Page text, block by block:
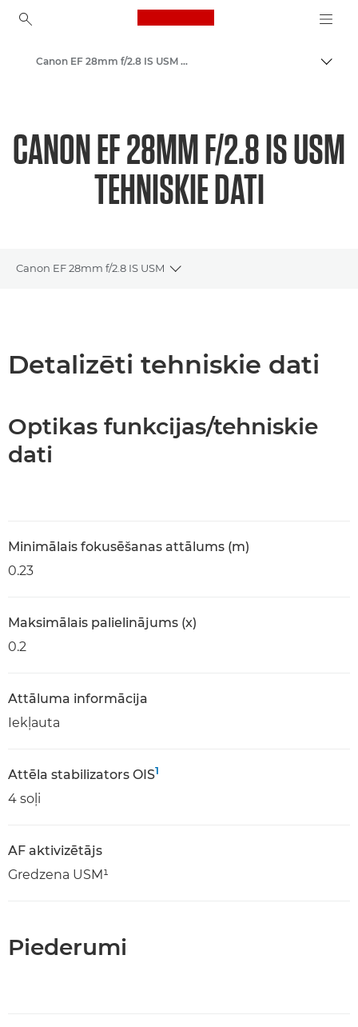
Canon Logo, back to
Canon EF 28mm f/2.8 IS USM - Lenses - Camera & Photo lenses
CANON EF 28MM F/2.8 IS USM
TEHNISKIE DATI
Canon EF 28mm f/2.8 IS USM
Toggle breadcrumbs
Detalizēti tehniskie dati
Optikas funkcijas/tehniskie
dati
Minimālais fokusēšanas attālums (m)
0.23
Maksimālais palielinājums (x)
0.2
Attāluma informācija
Iekļauta
Attēla stabilizators OIS1
4 soļi
AF aktivizētājs
Gredzena USM¹
Piederumi